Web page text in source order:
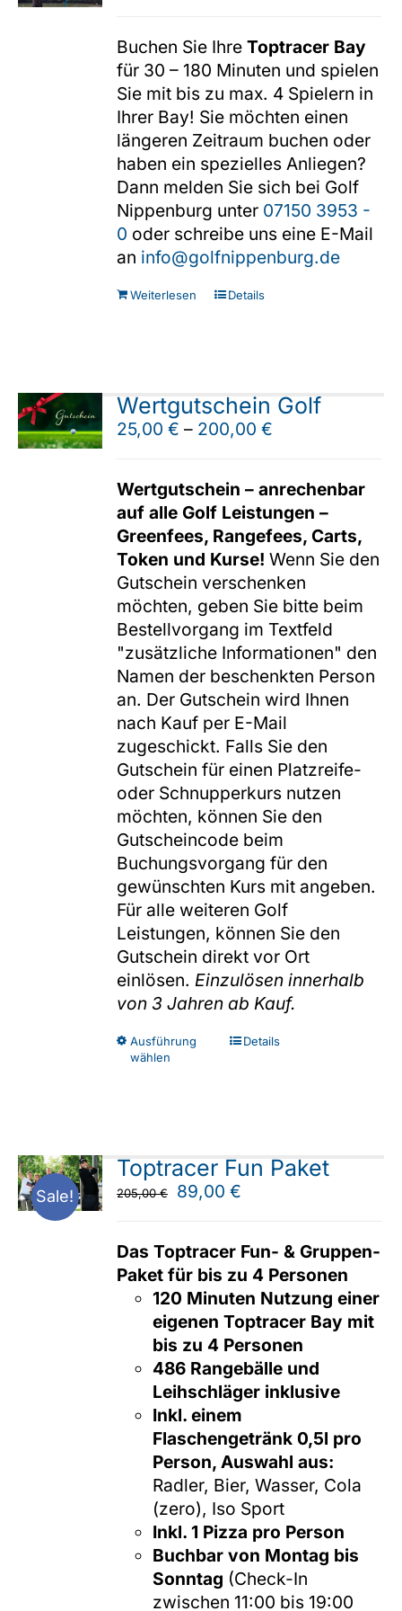
Buchen Sie IhreToptracer Bay
für 30 – 180 Minuten und spielen
Sie mit bis zu max. 4 Spielern in
Ihrer Bay! Sie möchten einen
längeren Zeitraum buchen oder
haben ein spezielles Anliegen?
Dann melden Sie sich bei Golf
Nippenburg unter 07150 3953 -
0 oder schreibe uns eine E-Mail
an info@golfnippenburg.de
Weiterlesen Details
Wertgutschein Golf
25,00€ – 200,00€
Wertgutschein – anrechenbar
auf alle Golf Leistungen –
Greenfees, Rangefees, Carts,
Token und Kurse! Wenn Sie den
Gutschein verschenken
möchten, geben Sie bitte beim
Bestellvorgang im Textfeld
"zusätzliche Informationen" den
Namen der beschenkten Person
an. Der Gutschein wird Ihnen
nach Kauf per E-Mail
zugeschickt. Falls Sie den
Gutschein für einen Platzreife-
oder Schnupperkurs nutzen
möchten, können Sie den
Gutscheincode beim
Buchungsvorgang für den
gewünschten Kurs mit angeben.
Für alle weiteren Golf
Leistungen, können Sie den
Gutschein direkt vor Ort
einlösen.Einzulösen innerhalb
von 3 Jahren ab Kauf.
Ausführung
wählen
Dieses
auf.
Die
auf
der
Produktseite
gewählt
werden
Details
Sale!
Toptracer Fun Paket
205,00€
Ursprünglicher
205,00 €
89,00€
89,00 €.
Das Toptracer Fun- & Gruppen-
Paket für bis zu 4 Personen
120 Minuten Nutzung einer
eigenen Toptracer Bay mit
bis zu 4 Personen
486 Rangebälle und
Leihschläger inklusive
Inkl. einem
Flaschengetränk 0,5l pro
Person, Auswahl aus:
Radler, Bier, Wasser, Cola
(zero), Iso Sport
Inkl. 1 Pizza pro Person
Buchbar von Montag bis
Sonntag (Check-In
zwischen 11:00 bis 19:00